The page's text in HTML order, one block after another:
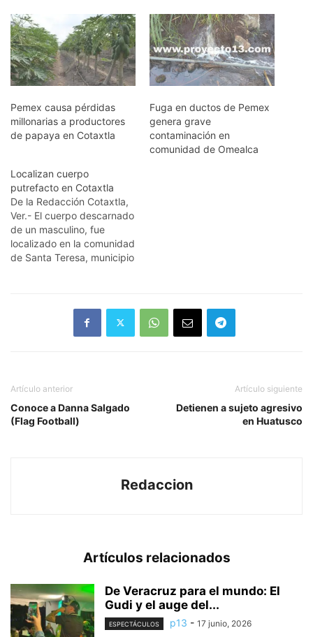
Pemex causa pérdidas
millonarias a productores
de papaya en Cotaxtla
Fuga en ductos de Pemex
genera grave
contaminación en
comunidad de Omealca
Localizan cuerpo
putrefacto en Cotaxtla
De la Redacción Cotaxtla,
Ver.- El cuerpo descarnado
de un masculino, fue
localizado en la comunidad
de Santa Teresa, municipio
localización se hizo esta
mañana después de una
Artículo anterior
Conoce a Danna Salgado
(Flag Football)
Artículo siguiente
Detienen a sujeto agresivo
en Huatusco
Redaccion
Artículos relacionados
De Veracruz para el mundo: El
Gudi y el auge del...
ESPECTÁCULOS p13 - 17 junio, 2026